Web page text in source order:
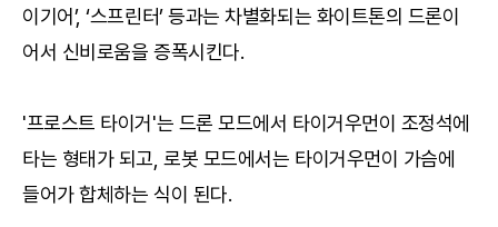
이기어’, ‘스프린터’ 등과는 차별화되는 화이트톤의 드론이
어서 신비로움을 증폭시킨다.
'프로스트 타이거'는 드론 모드에서 타이거우먼이 조정석에
타는 형태가 되고, 로봇 모드에서는 타이거우먼이 가슴에
들어가 합체하는 식이 된다.